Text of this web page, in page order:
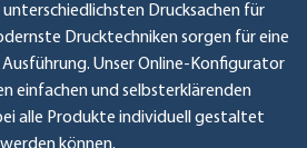
unterschiedlichsten Drucksachen für
Drucktechniken sorgen für eine
Unser Online-Konfigurator
einfachen und selbsterklärenden
alle Produkte individuell gestaltet